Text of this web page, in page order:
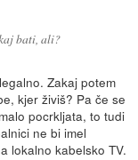
bati, ali?
Zakaj potem
kjer živiš? Pa če se
pocrkljata, to tudi
ne bi imel
lokalno kabelsko TV.